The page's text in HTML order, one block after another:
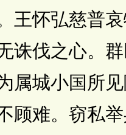
王怀弘慈普
诛伐之心。
属城小国所
顾难。窃私